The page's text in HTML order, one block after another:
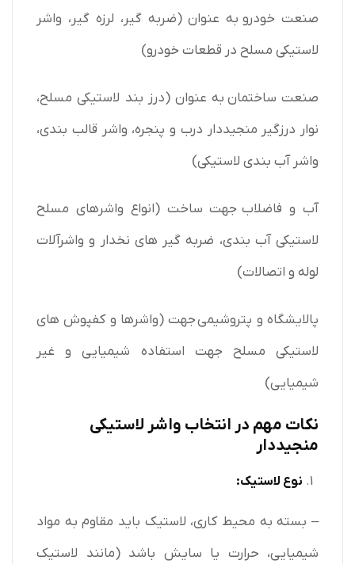
صنعت خودرو به عنوان (ضربه گیر، لرزه گیر، واشر
لاستیکی مسلح در قطعات خودرو)
صنعت ساختمان به عنوان (درز بند لاستیکی مسلح،
نوار درزگیر منجیددار درب و پنجره، واشر قالب بندی،
واشر آب بندی لاستیکی)
آب و فاضلاب جهت ساخت (انواع واشرهای مسلح
لاستیکی آب بندی، ضربه گیر های نخدار و واشرآلات
لوله و اتصالات)
پالایشگاه و پتروشیمی جهت (واشرها و کفپوش های
لاستیکی مسلح جهت استفاده شیمیایی و غیر
شیمیایی)
نکات مهم در انتخاب واشر لاستیکی
منجیددار
نوع لاستیک:
– بسته به محیط کاری، لاستیک باید مقاوم به مواد
شیمیایی، حرارت یا سایش باشد (مانند لاستیک